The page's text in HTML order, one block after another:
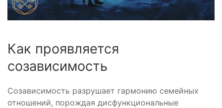
Как проявляется
созависимость
Созависимость разрушает гармонию семейных
отношений, порождая дисфункциональные